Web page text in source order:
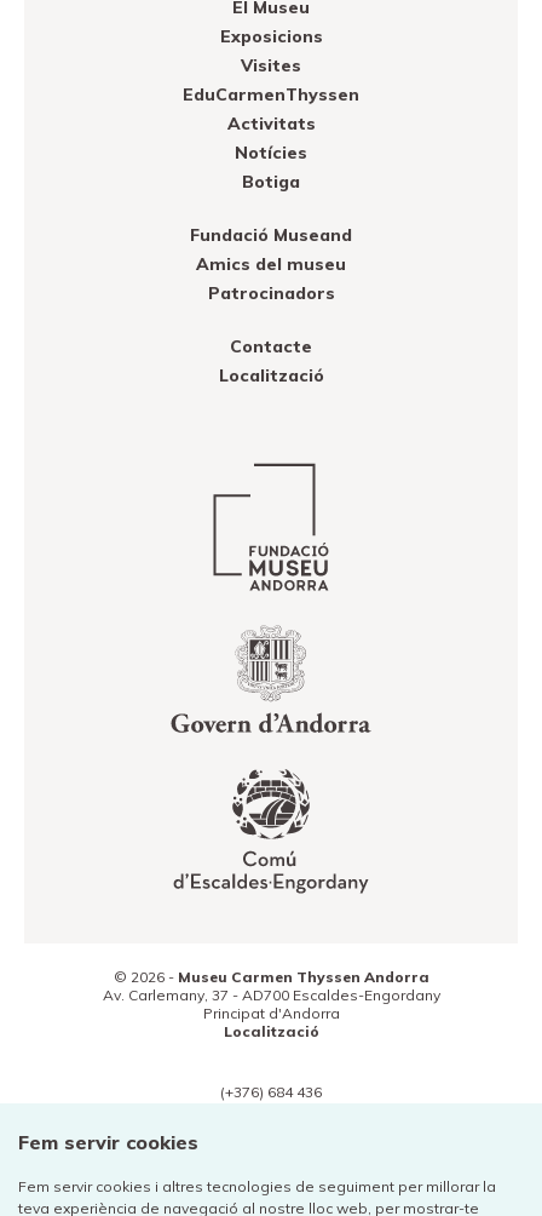
Fem servir cookies
Fem servir cookies i altres tecnologies de seguiment per millorar la
teva experiència de navegació al nostre lloc web, per mostrar-te
El Museu
Exposicions
Visites
EduCarmenThyssen
Activitats
Notícies
Botiga
Fundació Museand
Amics del museu
Patrocinadors
Contacte
Localització
© 2026 - Museu Carmen Thyssen Andorra
Av. Carlemany, 37 - AD700 Escaldes-Engordany
Principat d'Andorra
Localització
(+376) 684 436